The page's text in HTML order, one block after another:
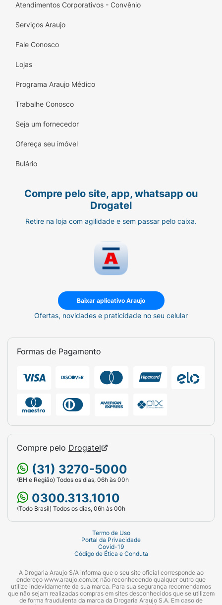
Atendimentos Corporativos - Convênio
Serviços Araujo
Fale Conosco
Lojas
Programa Araujo Médico
Trabalhe Conosco
Seja um fornecedor
Ofereça seu imóvel
Bulário
Compre pelo site, app, whatsapp ou
Drogatel
Retire na loja com agilidade e sem passar pelo caixa.
Baixar aplicativo Araujo
Ofertas, novidades e praticidade no seu celular
Formas de Pagamento
Compre pelo Drogatel
(31) 3270-5000
(BH e Região) Todos os dias, 06h às 00h
0300.313.1010
(Todo Brasil) Todos os dias, 06h às 00h
Termo de Uso
Portal da Privacidade
Covid-19
Código de Ética e Conduta
A Drogaria Araujo S/A informa que o seu site oficial corresponde ao
endereço www.araujo.com.br, não reconhecendo qualquer outro que
utilize indevidamente da sua marca. Para sua segurança recomendamos
que não sejam realizadas compras em sites desconhecidos que se utilizem
de forma fraudulenta da marca da Drogaria Araujo S.A. Em caso de